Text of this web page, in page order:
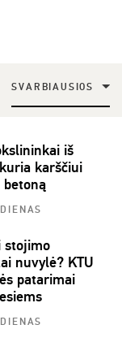
SVARBIAUSIOS
iš
karščiui
stojimo
nuvylė? KTU
patarimai